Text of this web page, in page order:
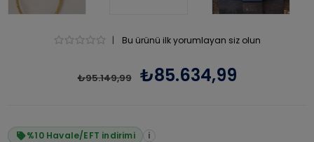
| Bu ürünü ilk yorumlayan siz olun
₺95.149,99 ₺85.634,99
%10 Havale/EFT indirimi i